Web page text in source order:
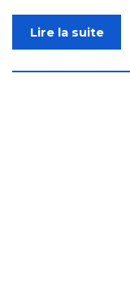
Lire la suite